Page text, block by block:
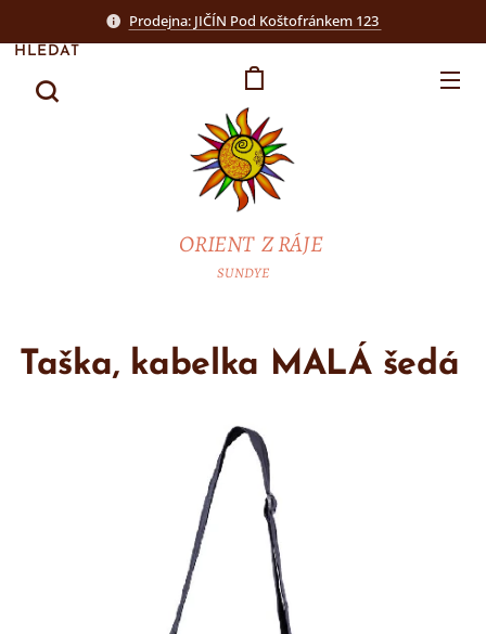
Prodejna: JIČÍN Pod Koštofránkem 123
ORIENT Z RÁJE
SUNDYE
HLEDAT
Taška, kabelka MALÁ šedá